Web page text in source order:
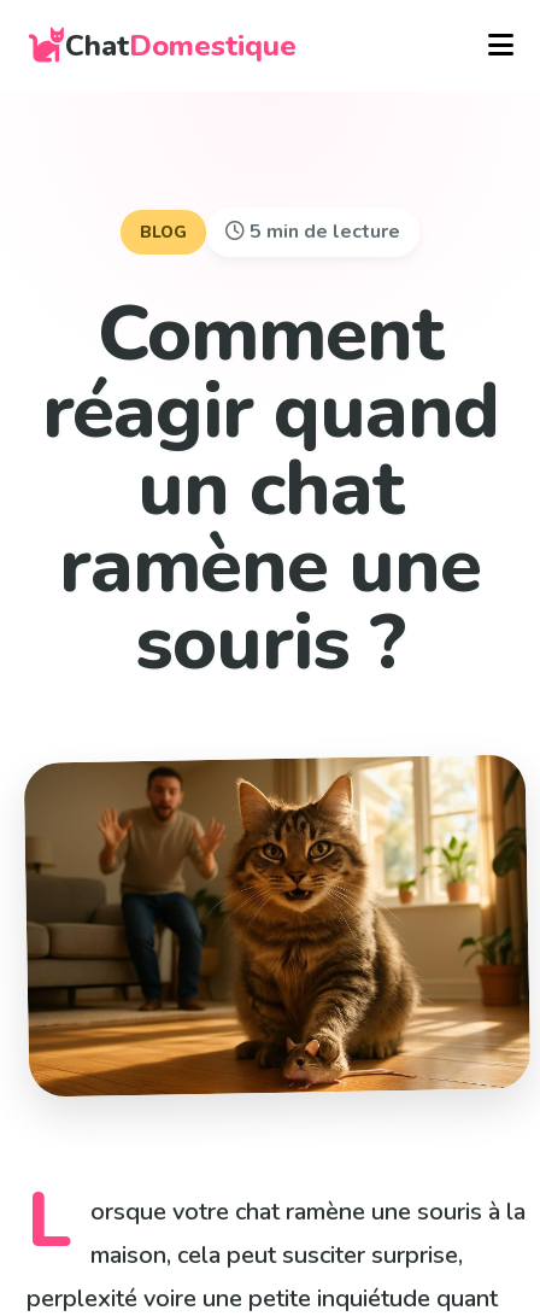
ChatDomestique
BLOG 5 min de lecture
Comment
réagir quand
un chat
ramène une
souris ?
L
orsque votre chat ramène une souris à la
maison, cela peut susciter surprise,
perplexité voire une petite inquiétude quant